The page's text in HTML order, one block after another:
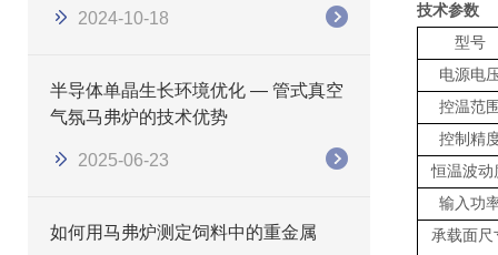
2024-10-18
半导体单晶生长环境优化 — 管式真空
气氛马弗炉的技术优势
2025-06-23
如何用马弗炉测定饲料中的重金属
技术参数
型号
电源电
控温范
控制精
恒温波动
输入功
承载面尺